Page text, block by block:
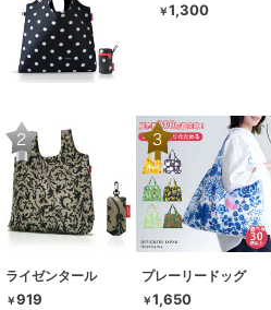
￥1,300
ライゼンタール
￥919
プレーリードッグ
￥1,650